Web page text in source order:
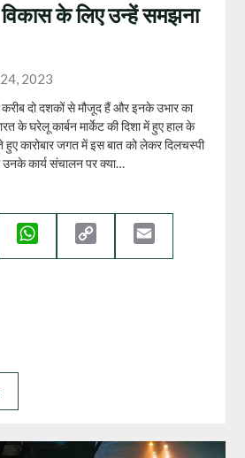
विकास के लिए उन्हें समझना
2023
करीब दो दशकों से मौजूद हैं और इनके उभार का
के घरेलू कार्बन मार्केट की दिशा में हुए हाल के
कारोबार जगत में इस बात को लेकर दिलचस्पी
उनके कार्य संचालन पर क्या…
WhatsApp
Link